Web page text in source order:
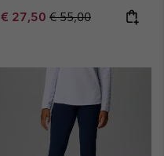
Sale price:
€ 27,50 Regular price:
€ 55,00